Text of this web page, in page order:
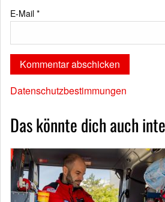
E-Mail *
Datenschutzbestimmungen
Das könnte dich auch